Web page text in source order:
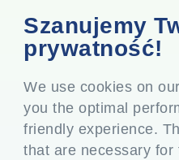
Szanujemy
prywatność!
We use cookies on
you the optimal
friendly experience.
that are necessary for
Biuro korporacyjne
Top Floor, Times Tower,
Marg, Lower Parel,
Siedziba
P.O. Vasind, Taluka
Maharashtra Indie